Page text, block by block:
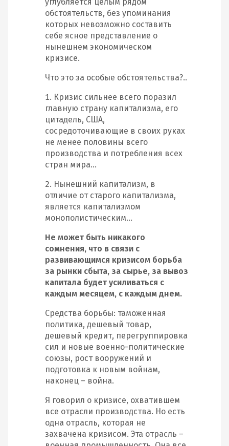
обстоятельств, без упоминания
которых невозможно составить
себе ясное представление о
нынешнем экономическом
кризисе.
Что это за особые обстоятельства?..
1. Кризис сильнее всего поразил
главную страну капитализма, его
цитадель, США,
сосредоточивающие в своих руках
не менее половины всего
производства и потребления всех
стран мира…
2. Нынешний капитализм, в
отличие от старого капитализма,
является капитализмом
монополистическим…
Не может быть никакого
сомнения, что в связи с
развивающимся кризисом борьба
за рынки сбыта, за сырье, за вывоз
капитала будет усиливаться с
каждым месяцем, с каждым днем.
Средства борьбы: таможенная
политика, дешевый товар,
дешевый кредит, перегруппировка
сил и новые военно-политические
союзы, рост вооружений и
подготовка к новым войнам,
наконец – война.
Я говорил о кризисе, охватившем
все отрасли производства. Но есть
одна отрасль, которая не
захвачена кризисом. Эта отрасль –